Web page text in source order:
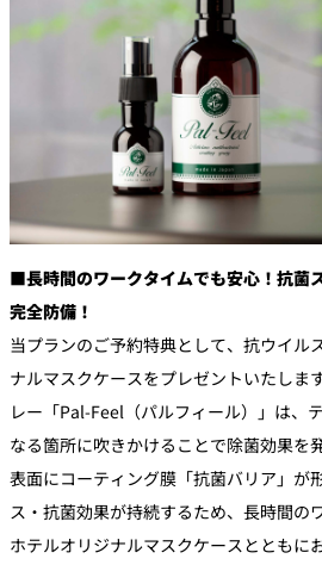
■長時間のワークタイムでも安心！抗菌
完全防備！
当プランのご予約特典として、抗ウイル
ナルマスクケースをプレゼントいたしま
レー「Pal-Feel（パルフィール）」は、
なる箇所に吹きかけることで除菌効果を
表面にコーティング膜「抗菌バリア」が
ス・抗菌効果が持続するため、長時間の
ホテルオリジナルマスクケースとともに